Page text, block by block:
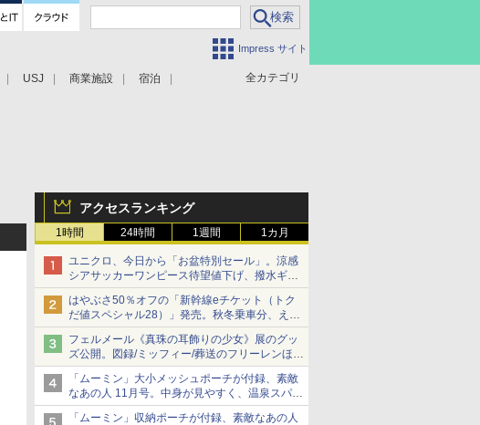
Impress サイト
全カテゴリ
USJ 商業施設 宿泊
アクセスランキング
1時間 24時間 1週間 1カ月
ユニクロ、今日から「お盆特別セール」。涼感
シアサッカーワンピース待望値下げ、撥水ギア
ショーツは1990円に
はやぶさ50％オフの「新幹線eチケット（トク
だ値スペシャル28）」発売。秋冬乗車分、えき
ねっと限定
フェルメール《真珠の耳飾りの少女》展のグッ
ズ公開。図録/ミッフィー/葬送のフリーレンほ
か、注目ブランドコラボが実現
「ムーミン」大小メッシュポーチが付録、素敵
なあの人 11月号。中身が見やすく、温泉スパに
も使える
「ムーミン」収納ポーチが付録、素敵なあの人